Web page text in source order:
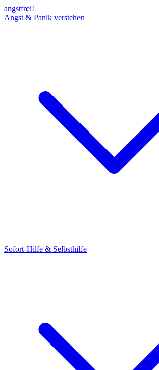
angstfrei!
Angst & Panik verstehen
Sofort-Hilfe & Selbsthilfe